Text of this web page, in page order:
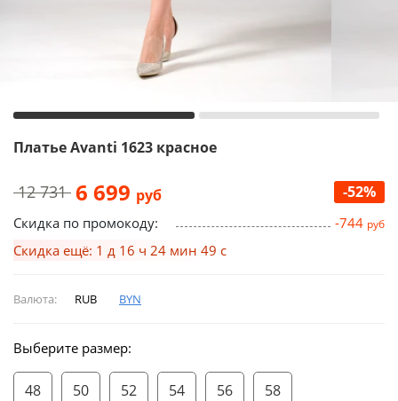
Платье Avanti 1623 красное
12 731 6 699 руб -52%
Скидка по промокоду: -744 руб
Скидка ещё: 1 д 16 ч 24 мин 48 с
Валюта: RUB BYN
Выберите размер:
48 50 52 54 56 58